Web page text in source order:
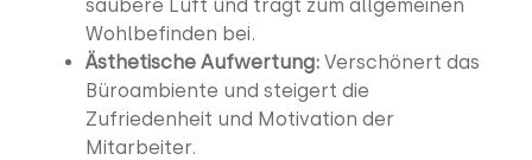
saubere Luft und trägt zum allgemeinen
Wohlbefinden bei.
Ästhetische Aufwertung: Verschönert das
Büroambiente und steigert die
Zufriedenheit und Motivation der
Mitarbeiter.